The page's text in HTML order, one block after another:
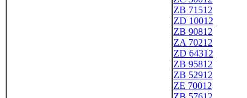
ZB 71512
ZD 10012
ZB 90812
ZA 70212
ZD 64312
ZB 95812
ZB 52912
ZE 70012